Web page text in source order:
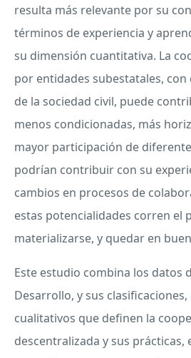
resulta más relevante por su
términos de experiencia y
su dimensión cuantitativa. La
por entidades subestatales, con
de la sociedad civil, puede
menos condicionadas, más
mayor participación de
podrían contribuir con su
cambios en procesos de
estas potencialidades corren el
materializarse, y quedar en
Este estudio combina los datos
Desarrollo, y sus
cualitativos que definen la
descentralizada y sus prácticas,